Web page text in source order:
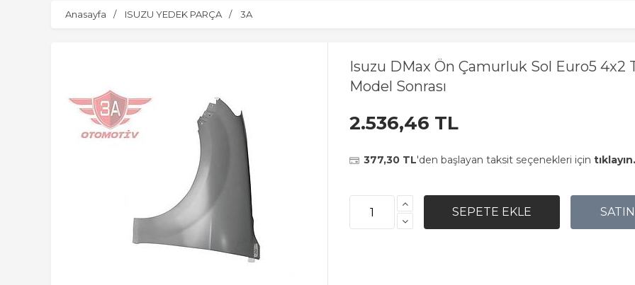
Anasayfa ISUZU YEDEK PARÇA 3A
Isuzu DMax Ön Çamurluk Sol Euro5 4x2
Model Sonrası
2.536,46 TL
377,30 TL'den başlayan taksit seçenekleri için tıklayın.